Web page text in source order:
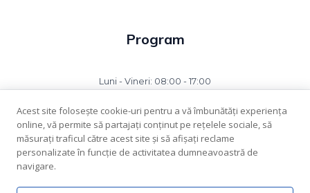
Program
Luni - Vineri: 08:00 - 17:00
Acest site folosește cookie-uri pentru a vă îmbunătăți experiența
online, vă permite să partajați conținut pe rețelele sociale, să
măsurați traficul către acest site și să afișați reclame
personalizate în funcție de activitatea dumneavoastră de
navigare.